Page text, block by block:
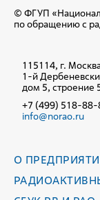
© ФГУП
по обращению с
115114, г.
1-й
дом 5, строение
+7 (499) 518-88-
info@norao.ru
О